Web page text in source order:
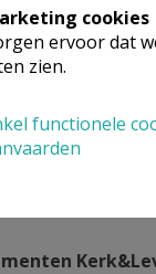
van de
Stevoort
cookies
ervoor dat
zien.
functionele